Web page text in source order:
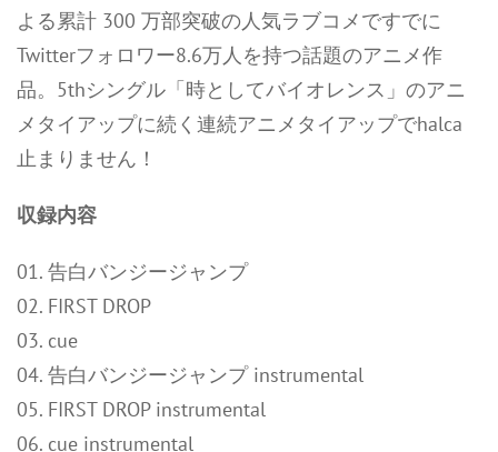
よる累計 300 万部突破の人気ラブコメですでに
Twitterフォロワー8.6万人を持つ話題のアニメ作
品。5thシングル「時としてバイオレンス」のアニ
メタイアップに続く連続アニメタイアップでhalca
止まりません！
収録内容
01. 告白バンジージャンプ
02. FIRST DROP
03. cue
04. 告白バンジージャンプ instrumental
05. FIRST DROP instrumental
06. cue instrumental